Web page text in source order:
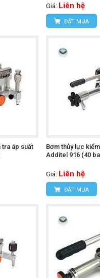
Giá: Liên hệ
ĐẶT MUA
tra áp suất
Bơm thủy lực
Additel 916 (40
Giá: Liên hệ
ĐẶT MUA